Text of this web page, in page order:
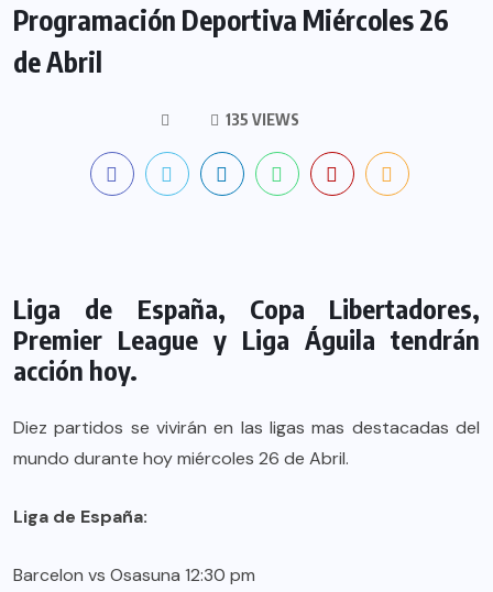
Programación Deportiva Miércoles 26
de Abril
135 VIEWS
Liga de España, Copa Libertadores,
Premier League y Liga Águila tendrán
acción hoy.
Diez partidos se vivirán en las ligas mas destacadas del
mundo durante hoy miércoles 26 de Abril.
Liga de España:
Barcelon vs Osasuna 12:30 pm